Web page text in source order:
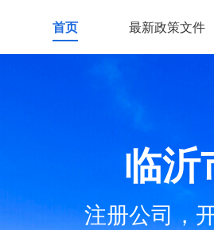
首页 最新政策文件
临沂
注册公司，